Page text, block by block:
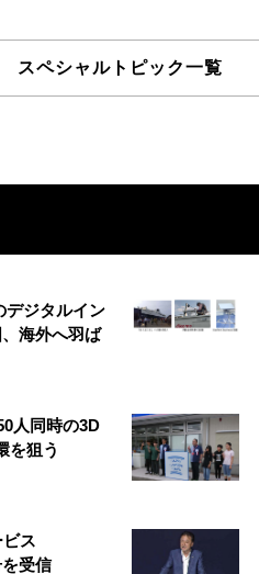
スペシャルトピック一覧
デジタルイン
海外へ羽ば
人同時の3D
を狙う
ス
受信